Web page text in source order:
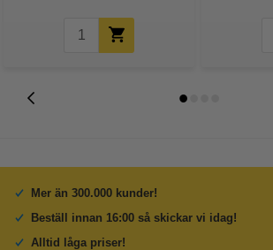
Mer än 300.000 kunder!
Beställ innan 16:00 så skickar vi idag!
Alltid låga priser!